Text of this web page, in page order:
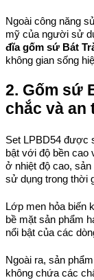
Ngoài công năng
mỹ của người sử
đĩa gốm sứ Bát
không gian sống
2. Gốm sứ
chắc và an
Set LPBD54 được
bật với độ bền cao
ở nhiệt độ cao,
sử dụng trong thời
Lớp men hỏa biến
bề mặt sản phẩm
nổi bật của các
Ngoài ra, sản
không chứa các